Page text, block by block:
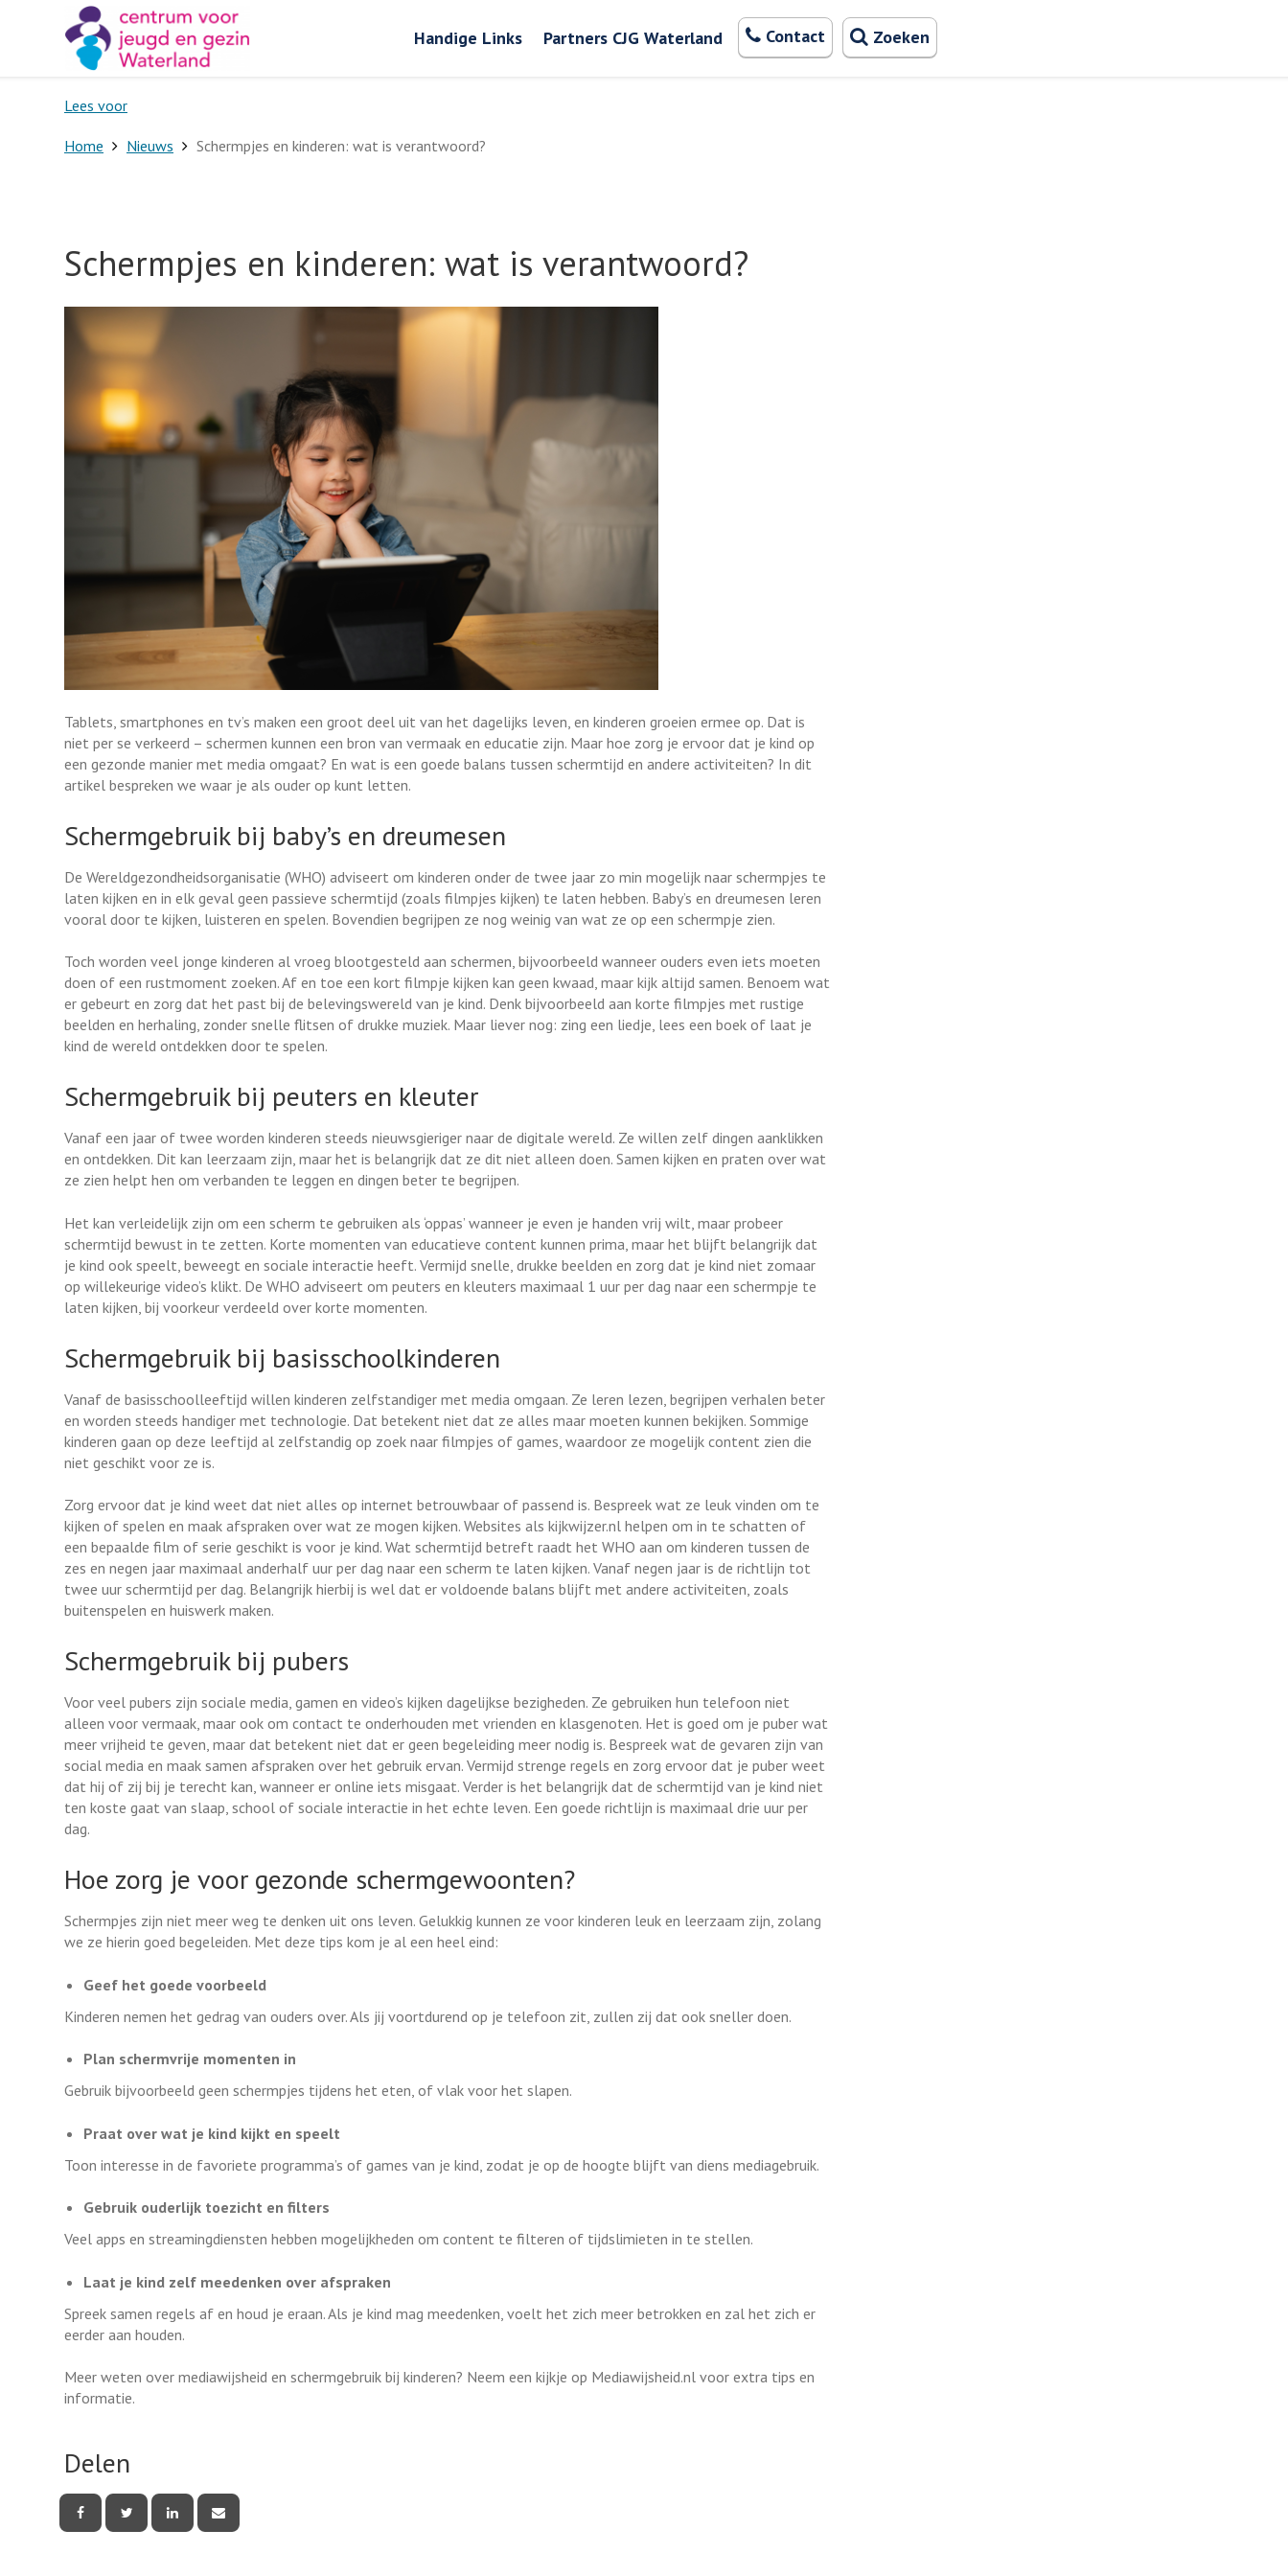
Handige Links Partners CJG Waterland Contact Zoeken
Lees voor
Home Nieuws Schermpjes en kinderen: wat is verantwoord?
Schermpjes en kinderen: wat is verantwoord?
Tablets, smartphones en tv’s maken een groot deel uit van het dagelijks leven, en kinderen groeien ermee op. Dat is
niet per se verkeerd – schermen kunnen een bron van vermaak en educatie zijn. Maar hoe zorg je ervoor dat je kind op
een gezonde manier met media omgaat? En wat is een goede balans tussen schermtijd en andere activiteiten? In dit
artikel bespreken we waar je als ouder op kunt letten.
Schermgebruik bij baby’s en dreumesen
De Wereldgezondheidsorganisatie (WHO) adviseert om kinderen onder de twee jaar zo min mogelijk naar schermpjes te
laten kijken en in elk geval geen passieve schermtijd (zoals filmpjes kijken) te laten hebben. Baby’s en dreumesen leren
vooral door te kijken, luisteren en spelen. Bovendien begrijpen ze nog weinig van wat ze op een schermpje zien.
Toch worden veel jonge kinderen al vroeg blootgesteld aan schermen, bijvoorbeeld wanneer ouders even iets moeten
doen of een rustmoment zoeken. Af en toe een kort filmpje kijken kan geen kwaad, maar kijk altijd samen. Benoem wat
er gebeurt en zorg dat het past bij de belevingswereld van je kind. Denk bijvoorbeeld aan korte filmpjes met rustige
beelden en herhaling, zonder snelle flitsen of drukke muziek. Maar liever nog: zing een liedje, lees een boek of laat je
kind de wereld ontdekken door te spelen.
Schermgebruik bij peuters en kleuter
Vanaf een jaar of twee worden kinderen steeds nieuwsgieriger naar de digitale wereld. Ze willen zelf dingen aanklikken
en ontdekken. Dit kan leerzaam zijn, maar het is belangrijk dat ze dit niet alleen doen. Samen kijken en praten over wat
ze zien helpt hen om verbanden te leggen en dingen beter te begrijpen.
Het kan verleidelijk zijn om een scherm te gebruiken als ‘oppas’ wanneer je even je handen vrij wilt, maar probeer
schermtijd bewust in te zetten. Korte momenten van educatieve content kunnen prima, maar het blijft belangrijk dat
je kind ook speelt, beweegt en sociale interactie heeft. Vermijd snelle, drukke beelden en zorg dat je kind niet zomaar
op willekeurige video’s klikt. De WHO adviseert om peuters en kleuters maximaal 1 uur per dag naar een schermpje te
laten kijken, bij voorkeur verdeeld over korte momenten.
Schermgebruik bij basisschoolkinderen
Vanaf de basisschoolleeftijd willen kinderen zelfstandiger met media omgaan. Ze leren lezen, begrijpen verhalen beter
en worden steeds handiger met technologie. Dat betekent niet dat ze alles maar moeten kunnen bekijken. Sommige
kinderen gaan op deze leeftijd al zelfstandig op zoek naar filmpjes of games, waardoor ze mogelijk content zien die
niet geschikt voor ze is.
Zorg ervoor dat je kind weet dat niet alles op internet betrouwbaar of passend is. Bespreek wat ze leuk vinden om te
kijken of spelen en maak afspraken over wat ze mogen kijken. Websites als kijkwijzer.nl helpen om in te schatten of
een bepaalde film of serie geschikt is voor je kind. Wat schermtijd betreft raadt het WHO aan om kinderen tussen de
zes en negen jaar maximaal anderhalf uur per dag naar een scherm te laten kijken. Vanaf negen jaar is de richtlijn tot
twee uur schermtijd per dag. Belangrijk hierbij is wel dat er voldoende balans blijft met andere activiteiten, zoals
buitenspelen en huiswerk maken.
Schermgebruik bij pubers
Voor veel pubers zijn sociale media, gamen en video’s kijken dagelijkse bezigheden. Ze gebruiken hun telefoon niet
alleen voor vermaak, maar ook om contact te onderhouden met vrienden en klasgenoten. Het is goed om je puber wat
meer vrijheid te geven, maar dat betekent niet dat er geen begeleiding meer nodig is. Bespreek wat de gevaren zijn van
social media en maak samen afspraken over het gebruik ervan. Vermijd strenge regels en zorg ervoor dat je puber weet
dat hij of zij bij je terecht kan, wanneer er online iets misgaat. Verder is het belangrijk dat de schermtijd van je kind niet
ten koste gaat van slaap, school of sociale interactie in het echte leven. Een goede richtlijn is maximaal drie uur per
dag.
Hoe zorg je voor gezonde schermgewoonten?
Schermpjes zijn niet meer weg te denken uit ons leven. Gelukkig kunnen ze voor kinderen leuk en leerzaam zijn, zolang
we ze hierin goed begeleiden. Met deze tips kom je al een heel eind:
Geef het goede voorbeeld
Kinderen nemen het gedrag van ouders over. Als jij voortdurend op je telefoon zit, zullen zij dat ook sneller doen.
Plan schermvrije momenten in
Gebruik bijvoorbeeld geen schermpjes tijdens het eten, of vlak voor het slapen.
Praat over wat je kind kijkt en speelt
Toon interesse in de favoriete programma’s of games van je kind, zodat je op de hoogte blijft van diens mediagebruik.
Gebruik ouderlijk toezicht en filters
Veel apps en streamingdiensten hebben mogelijkheden om content te filteren of tijdslimieten in te stellen.
Laat je kind zelf meedenken over afspraken
Spreek samen regels af en houd je eraan. Als je kind mag meedenken, voelt het zich meer betrokken en zal het zich er
eerder aan houden.
Meer weten over mediawijsheid en schermgebruik bij kinderen? Neem een kijkje op Mediawijsheid.nl voor extra tips en
informatie.
Delen
deze deze deze deze